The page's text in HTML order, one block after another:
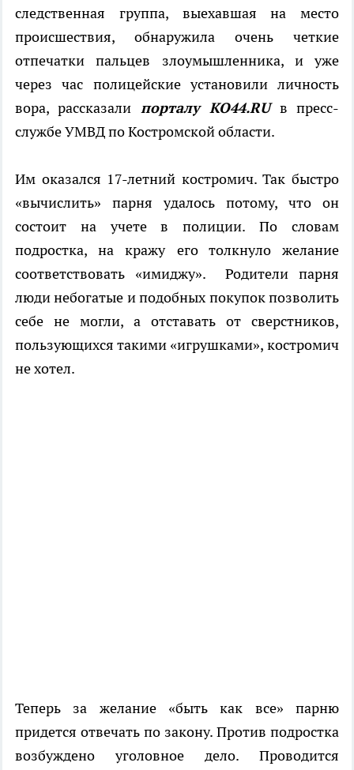
следственная группа, выехавшая на место
происшествия, обнаружила очень четкие
отпечатки пальцев злоумышленника, и уже
через час полицейские установили личность
вора, рассказали порталу КО44.RUв пресс-
службе УМВД по Костромской области.
Им оказался 17-летний костромич. Так быстро
«вычислить» парня удалось потому, что он
состоит на учете в полиции. По словам
подростка, на кражу его толкнуло желание
соответствовать «имиджу». Родители парня
люди небогатые и подобных покупок позволить
себе не могли, а отставать от сверстников,
пользующихся такими «игрушками», костромич
не хотел.
Теперь за желание «быть как все» парню
придется отвечать по закону. Против подростка
возбуждено уголовное дело. Проводится